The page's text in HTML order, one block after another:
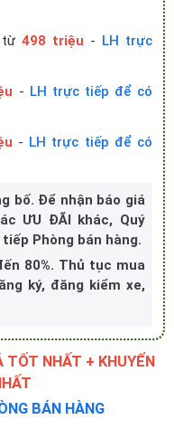
từ 498 triệu - LH trực
- LH trực tiếp để có
- LH trực tiếp để có
bố. Để nhận báo giá
ƯU ĐÃI khác, Quý
Phòng bán hàng.
80%. Thủ tục mua
ký, đăng kiểm xe,
NHẤT + KHUYẾN
BÁN HÀNG